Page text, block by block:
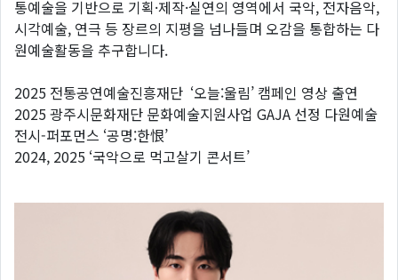
통예술을 기반으로 기획·제작·실연의 영역에서 국악, 전자음악,
시각예술, 연극 등 장르의 지평을 넘나들며 오감을 통합하는 다
원예술활동을 추구합니다.
2025 전통공연예술진흥재단 ‘오늘:울림’ 캠페인 영상 출연
2025 광주시문화재단 문화예술지원사업 GAJA 선정 다원예술
전시-퍼포먼스 ‘공명:한恨’
2024, 2025 ‘국악으로 먹고살기 콘서트’